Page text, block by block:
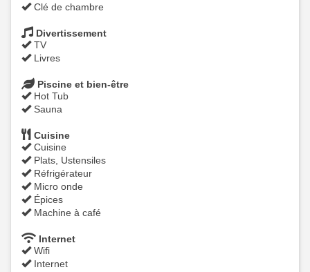
Clé de chambre
Divertissement
TV
Livres
Piscine et bien-être
Hot Tub
Sauna
Cuisine
Cuisine
Plats, Ustensiles
Réfrigérateur
Micro onde
Épices
Machine à café
Internet
Wifi
Internet